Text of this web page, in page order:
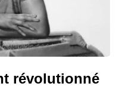
révolutionné